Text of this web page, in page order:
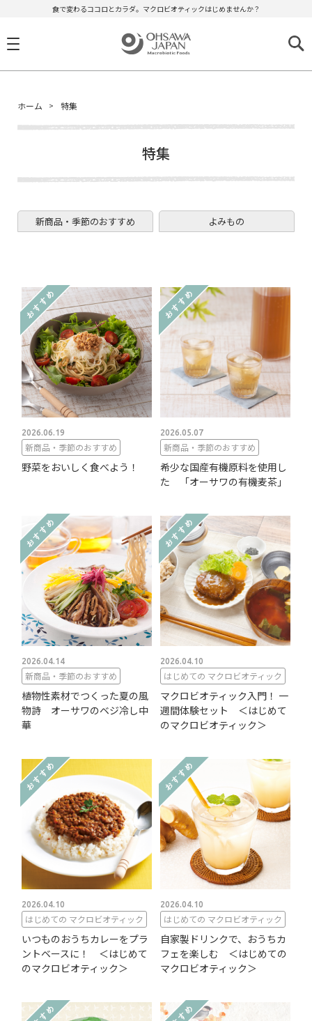
食で変わるココロとカラダ。マクロビオティックはじめませんか？
ホーム 特集
特集
新商品・季節のおすすめ よみもの
2026.06.19
新商品・季節のおすすめ
野菜をおいしく食べよう！
2026.05.07
新商品・季節のおすすめ
希少な国産有機原料を使用し
た 「オーサワの有機麦茶」
2026.04.14
新商品・季節のおすすめ
植物性素材でつくった夏の風
物詩 オーサワのベジ冷し中
華
2026.04.10
はじめての マクロビオティック
マクロビオティック入門！ 一
週間体験セット ＜はじめて
のマクロビオティック＞
2026.04.10
はじめての マクロビオティック
いつものおうちカレーをプラ
ントベースに！ ＜はじめて
のマクロビオティック＞
2026.04.10
はじめての マクロビオティック
自家製ドリンクで、おうちカ
フェを楽しむ ＜はじめての
マクロビオティック＞